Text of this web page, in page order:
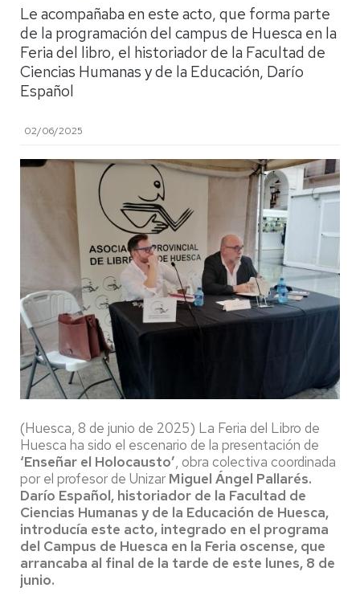
Le acompañaba en este acto, que forma parte
de la programación del campus de Huesca en la
Feria del libro, el historiador de la Facultad de
Ciencias Humanas y de la Educación, Darío
Español
02/06/2025
(Huesca, 8 de junio de 2025) La Feria del Libro de
Huesca ha sido el escenario de la presentación de
‘Enseñar el Holocausto’, obra colectiva coordinada
por el profesor de Unizar Miguel Ángel Pallarés.
Darío Español, historiador de la Facultad de
Ciencias Humanas y de la Educación de Huesca,
introducía este acto, integrado en el programa
del Campus de Huesca en la Feria oscense, que
arrancaba al final de la tarde de este lunes, 8 de
junio.